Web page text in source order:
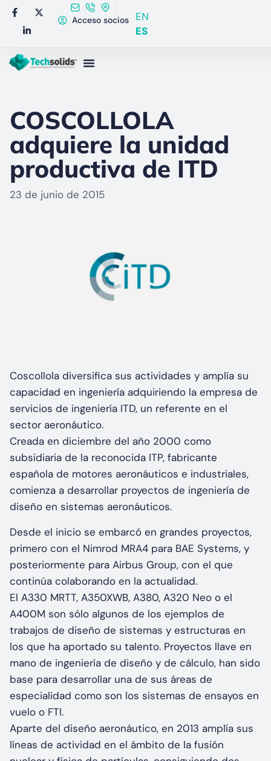
Acceso socios
EN
ES
COSCOLLOLA
adquiere la unidad
productiva de ITD
23 de junio de 2015
Coscollola diversifica sus actividades y amplía su
capacidad en ingeniería adquiriendo la empresa de
servicios de ingeniería ITD, un referente en el
sector aeronáutico.
Creada en diciembre del año 2000 como
subsidiaria de la reconocida ITP, fabricante
española de motores aeronáuticos e industriales,
comienza a desarrollar proyectos de ingeniería de
diseño en sistemas aeronáuticos.
Desde el inicio se embarcó en grandes proyectos,
primero con el Nimrod MRA4 para BAE Systems, y
posteriormente para Airbus Group, con el que
continúa colaborando en la actualidad.
El A330 MRTT, A350XWB, A380, A320 Neo o el
A400M son sólo algunos de los ejemplos de
trabajos de diseño de sistemas y estructuras en
los que ha aportado su talento. Proyectos llave en
mano de ingeniería de diseño y de cálculo, han sido
base para desarrollar una de sus áreas de
especialidad como son los sistemas de ensayos en
vuelo o FTI.
Aparte del diseño aeronáutico, en 2013 amplía sus
líneas de actividad en el ámbito de la fusión